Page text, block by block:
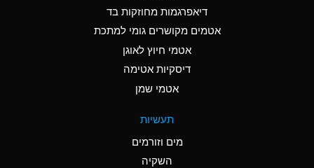
Ammonia Anhydrous
C
Ammonia Gas (cold)
A
Ammonia Gas (hot)
דיאפרגמות מחוזקות בד
אטמים מקושרים גומי למתכת
אטמי חיוץ לאוגן
דיסקיות אטימה
אטמי שמן
תעשיות
מים וזורמים
השקיה